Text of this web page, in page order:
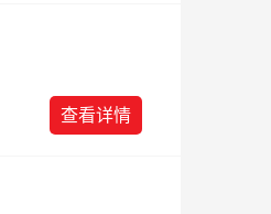
查看详情